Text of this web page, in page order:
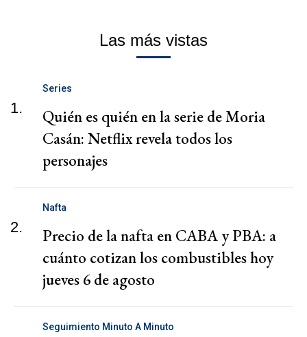
Las más vistas
1.
Series
Quién es quién en la serie de Moria
Casán: Netflix revela todos los
personajes
2.
Nafta
Precio de la nafta en CABA y PBA: a
cuánto cotizan los combustibles hoy
jueves 6 de agosto
Seguimiento Minuto A Minuto